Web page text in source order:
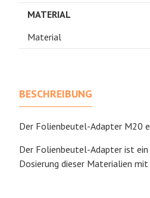
MATERIAL
Material
BESCHREIBUNG
Der Folienbeutel-Adapter M20
Der Folienbeutel-Adapter ist
Dosierung dieser Materialien